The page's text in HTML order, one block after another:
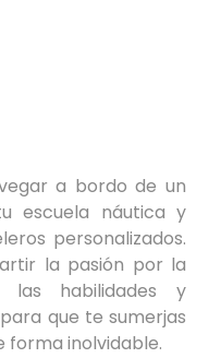
a bordo de un
escuela náutica y
personalizados.
la pasión por la
las habilidades y
que te sumerjas
forma inolvidable.